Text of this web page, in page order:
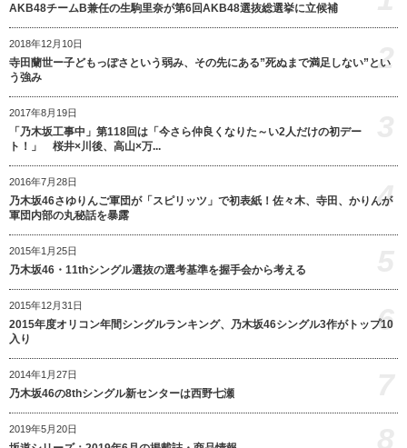
AKB48チームB兼任の生駒里奈が第6回AKB48選抜総選挙に立候補
2018年12月10日
寺田蘭世ー子どもっぽさという弱み、その先にある”死ぬまで満足しない”とい
う強み
2
2017年8月19日
「乃木坂工事中」第118回は「今さら仲良くなりた～い2人だけの初デー
ト！」 桜井×川後、高山×万...
2016年7月28日
乃木坂46さゆりんご軍団が「スピリッツ」で初表紙！佐々木、寺田、かりんが
軍団内部の丸秘話を暴露
4
2015年1月25日
乃木坂46・11thシングル選抜の選考基準を握手会から考える
2015年12月31日
2015年度オリコン年間シングルランキング、乃木坂46シングル3作がトップ10
入り
6
2014年1月27日
乃木坂46の8thシングル新センターは西野七瀬
2019年5月20日